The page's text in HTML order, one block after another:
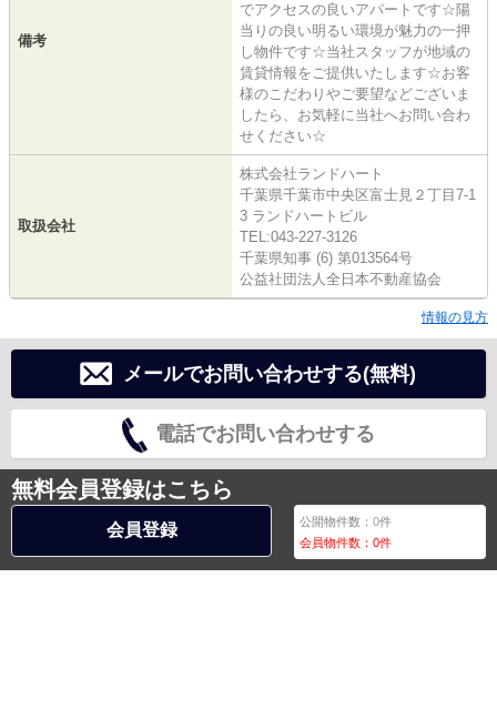
備考
でアクセスの良いアパートです☆陽
当りの良い明るい環境が魅力の一押
し物件です☆当社スタッフが地域の
賃貸情報をご提供いたします☆お客
様のこだわりやご要望などございま
したら、お気軽に当社へお問い合わ
せください☆
取扱会社
株式会社ランドハート
千葉県千葉市中央区富士見２丁目7-1
3 ランドハートビル
TEL:043-227-3126
千葉県知事 (6) 第013564号
公益社団法人全日本不動産協会
情報の見方
メールでお問い合わせする(無料)
電話でお問い合わせする
無料会員登録はこちら
会員登録 公開物件数：0件
会員物件数：0件